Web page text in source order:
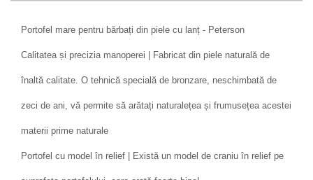
Portofel mare pentru bărbați din piele cu lanț - Peterson
Calitatea și precizia manoperei | Fabricat din piele naturală de
înaltă calitate. O tehnică specială de bronzare, neschimbată de
zeci de ani, vă permite să arătați naturalețea și frumusețea acestei
materii prime naturale
Portofel cu model în relief | Există un model de craniu în relief pe